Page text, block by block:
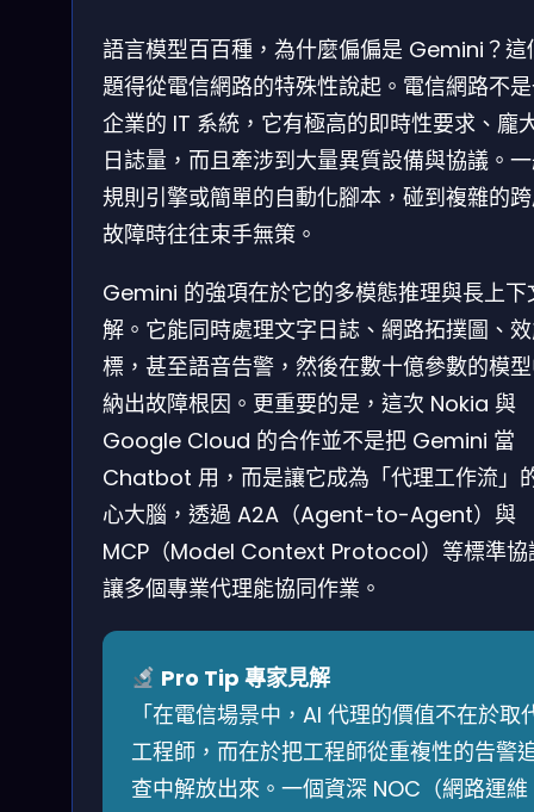
語言模型百百種，為什麼偏偏是 Gemini？這
題得從電信網路的特殊性說起。電信網路不
企業的 IT 系統，它有極高的即時性要求、龐
日誌量，而且牽涉到大量異質設備與協議。
規則引擎或簡單的自動化腳本，碰到複雜的
故障時往往束手無策。
Gemini 的強項在於它的多模態推理與長上下
解。它能同時處理文字日誌、網路拓撲圖、
標，甚至語音告警，然後在數十億參數的模
納出故障根因。更重要的是，這次 Nokia 與
Google Cloud 的合作並不是把 Gemini 當
Chatbot 用，而是讓它成為「代理工作流」
心大腦，透過 A2A（Agent-to-Agent）與
MCP（Model Context Protocol）等標準協
讓多個專業代理能協同作業。
Pro Tip 專家見解
「在電信場景中，AI 代理的價值不在於取
工程師，而在於把工程師從重複性的告警
查中解放出來。一個資深 NOC（網路運維